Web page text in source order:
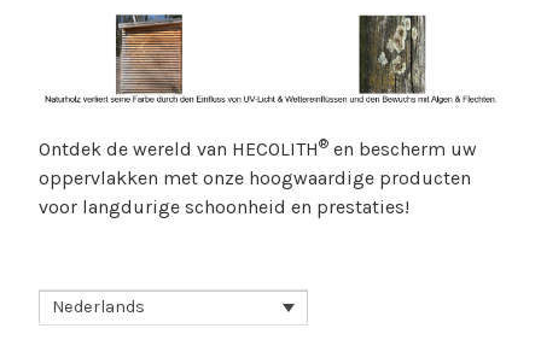
Ontdek de wereld van HECOLITH® en bescherm uw
oppervlakken met onze hoogwaardige producten
voor langdurige schoonheid en prestaties!
Nederlands